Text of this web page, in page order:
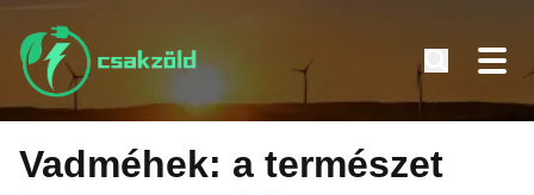
Tovább
tartalomra
Vadméhek: a természet